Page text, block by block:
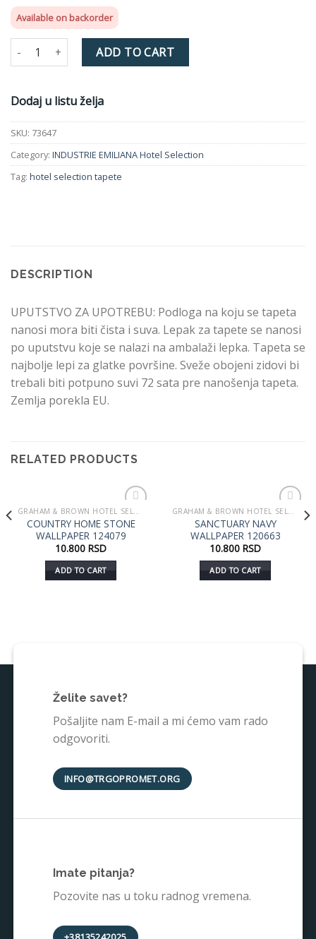
Available on backorder
INDUSTRIE EMILIANA 73647 quantity
ADD TO CART
Dodaj u listu želja
SKU: 73647
Category: INDUSTRIE EMILIANA Hotel Selection
Tag: hotel selection tapete
DESCRIPTION
UPUTSTVO ZA UPOTREBU: Podloga na koju se tapeta
nanosi mora biti čista i suva. Lepak za tapete se nanosi
po uputstvu koje se nalazi na ambalaži lepka. Tapeta se
najbolje lepi za glatke površine. Sveže obojeni zidovi bi
trebali biti potpuno suvi 72 sata pre nanošenja tapeta.
Zemlja porekla EU.
RELATED PRODUCTS
Dodaj
u listu
želja
GRAHAM & BROWN HOTEL SELECTION
COUNTRY HOME STONE
WALLPAPER 124079
10.800 RSD
ADD TO CART
Dodaj
u listu
želja
GRAHAM & BROWN HOTEL SELECTION
SANCTUARY NAVY
WALLPAPER 120663
10.800 RSD
ADD TO CART
Želite savet?
Pošaljite nam E-mail a mi ćemo vam rado
odgovoriti.
INFO@TRGOPROMET.ORG
Imate pitanja?
Pozovite nas u toku radnog vremena.